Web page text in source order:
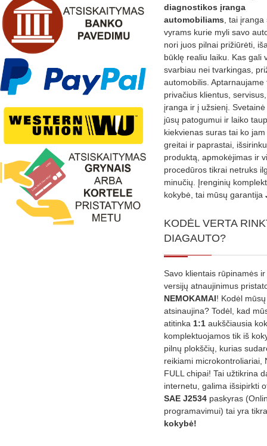
diagnostikos įranga
automobiliams , tai
vyrams kurie myli savo
nori juos pilnai prižiūrėti,
būklę realiu laiku. Kas gali
svarbiau nei tvarkingas,
automobilis. Aptarnaujame
privačius klientus,
įranga ir į užsienį.
jūsų patogumui ir laiko
kiekvienas suras tai ko
greitai ir paprastai,
produktą, apmokėjimas ir
procedūros tikrai netruks
minučių. Įrenginių
kokybė, tai mūsų garantija
KODĖL VERTA
DIAGAUTO?
Savo klientais rūpinamės
versijų atnaujinimus
NEMOKAMAI! Kodėl
atsinaujina? Todėl, kad
atitinka 1:1 aukščiausia
komplektuojamos tik iš
pilnų plokščių, kurias
reikiami microkontroliariai,
FULL chipai! Tai užtikrina
internetu, galima išsipirkti
SAE J2534 paskyras
programavimui) tai yra
kokybė!